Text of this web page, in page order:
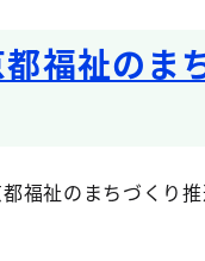
福祉の
福祉のまちづくり